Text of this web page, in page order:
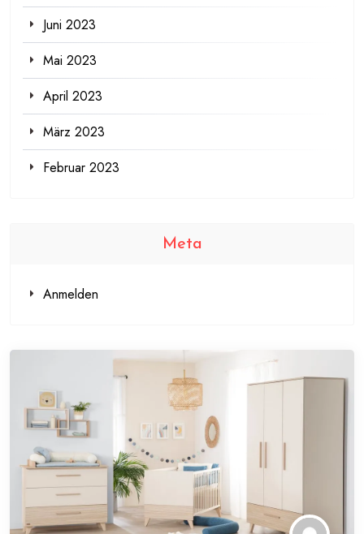
Juni 2023
Mai 2023
April 2023
März 2023
Februar 2023
Meta
Anmelden